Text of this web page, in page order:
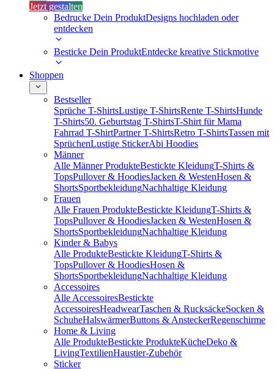
Jetzt gestalten
Bedrucke Dein ProduktDesigns hochladen oder
entdecken
Besticke Dein ProduktEntdecke kreative Stickmotive
Shoppen
Bestseller
Sprüche T-ShirtsLustige T-ShirtsRente T-ShirtsHunde
T-Shirts50. Geburtstag T-ShirtsT-Shirt für Mama
Fahrrad T-ShirtPartner T-ShirtsRetro T-ShirtsTassen mit
SprüchenLustige StickerAbi Hoodies
Männer
Alle Männer ProdukteBestickte KleidungT-Shirts &
TopsPullover & HoodiesJacken & WestenHosen &
ShortsSportbekleidungNachhaltige Kleidung
Frauen
Alle Frauen ProdukteBestickte KleidungT-Shirts &
TopsPullover & HoodiesJacken & WestenHosen &
ShortsSportbekleidungNachhaltige Kleidung
Kinder & Babys
Alle ProdukteBestickte KleidungT-Shirts &
TopsPullover & HoodiesHosen &
ShortsSportbekleidungNachhaltige Kleidung
Accessoires
Alle AccessoiresBestickte
AccessoiresHeadwearTaschen & RucksäckeSocken &
SchuheHalswärmerButtons & AnsteckerRegenschirme
Home & Living
Alle ProdukteBestickte ProdukteKücheDeko &
LivingTextilienHaustier-Zubehör
Sticker